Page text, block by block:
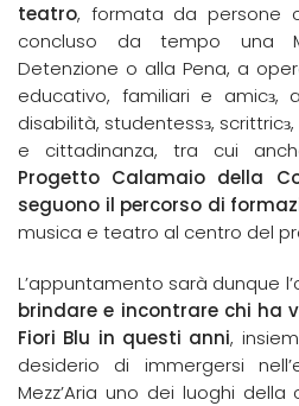
teatro, formata da persone
concluso da tempo una
Detenzione o alla Pena, a
educativo, familiari e amicɜ,
disabilità, studentessɜ,
e cittadinanza, tra cui
Progetto Calamaio della
seguono il percorso di
musica e teatro al centro del
L’appuntamento sarà dunque
brindare e incontrare chi ha
Fiori Blu in questi anni,
desiderio di immergersi
Mezz’Aria uno dei luoghi